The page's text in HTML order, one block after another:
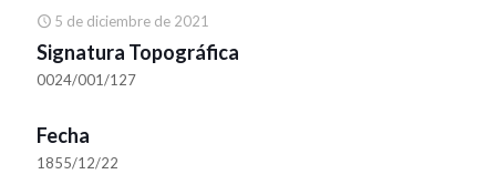
5 de diciembre de 2021
Signatura Topográfica
0024/001/127
Fecha
1855/12/22